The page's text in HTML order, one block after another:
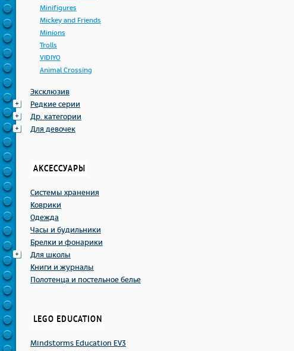
Minifigures
Mickey and Friends
Minions
Trolls
VIDIYO
Animal Crossing
Эксклюзив
Редкие серии
Др. категории
Для девочек
АКСЕССУАРЫ
Системы хранения
Коврики
Одежда
Часы и будильники
Брелки и фонарики
Для школы
Книги и журналы
Полотенца и постельное белье
LEGO EDUCATION
Mindstorms Education EV3